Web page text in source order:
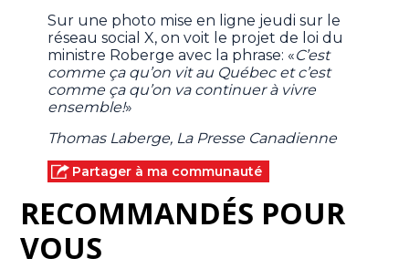
Sur une photo mise en ligne jeudi sur le
réseau social X, on voit le projet de loi du
ministre Roberge avec la phrase: «C’est
comme ça qu’on vit au Québec et c’est
comme ça qu’on va continuer à vivre
ensemble!»
Thomas Laberge, La Presse Canadienne
Partager à ma communauté
RECOMMANDÉS POUR
VOUS